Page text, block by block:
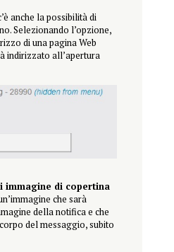
anche la possibilità di
Selezionando l’opzione,
di una pagina Web
indirizzato all’apertura
immagine di copertina
che sarà
della notifica e che
del messaggio, subito